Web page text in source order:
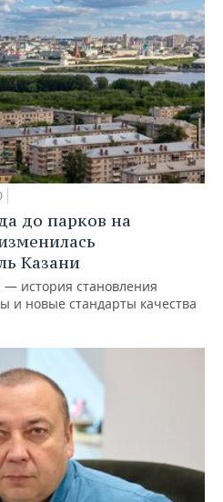
до парков на
Казани
история становления
и новые стандарты качества